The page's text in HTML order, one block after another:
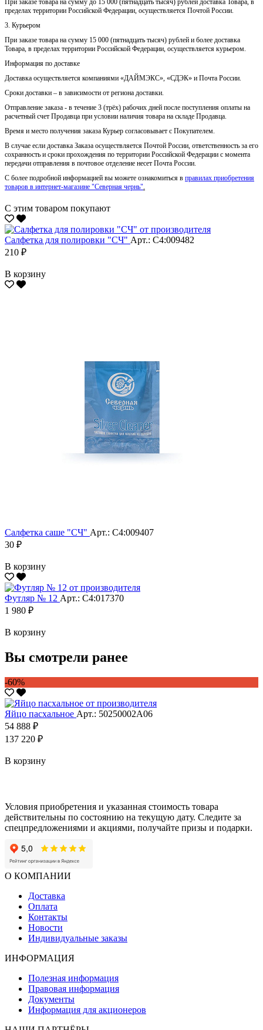
При заказе товара на сумму до 15 000 (пятнадцать тысяч) рублей доставка Товара, в
пределах территории Российской Федерации, осуществляется Почтой России.
3. Курьером
При заказе товара на сумму 15 000 (пятнадцать тысяч) рублей и более доставка
Товара, в пределах территории Российской Федерации, осуществляется курьером.
Информация по доставке
Доставка осуществляется компаниями «ДАЙМЭКС», «СДЭК» и Почта России.
Сроки доставки – в зависимости от региона доставки.
Отправление заказа - в течение 3 (трёх) рабочих дней после поступления оплаты на
расчетный счет Продавца при условии наличия товара на складе Продавца.
Время и место получения заказа Курьер согласовывает с Покупателем.
В случае если доставка Заказа осуществляется Почтой России, ответственность за его
сохранность и сроки прохождения по территории Российской Федерации с момента
передачи отправления в почтовое отделение несет Почта России.
С более подробной информацией вы можете ознакомиться в правилах приобретения
товаров в интернет-магазине "Северная чернь".
С этим товаром покупают
Салфетка для полировки "CЧ" Арт.: С4:009482
210 ₽
В корзину
Салфетка саше "CЧ" Арт.: С4:009407
30 ₽
В корзину
Футляр № 12 Арт.: С4:017370
1 980 ₽
В корзину
Вы смотрели ранее
-60%
Яйцо пасхальное Арт.: 50250002А06
54 888 ₽
137 220 ₽
В корзину
Условия приобретения и указанная стоимость товара
действительны по состоянию на текущую дату. Следите за
спецпредложениями и акциями, получайте призы и подарки.
О КОМПАНИИ
Доставка
Оплата
Контакты
Новости
Индивидуальные заказы
ИНФОРМАЦИЯ
Полезная информация
Правовая информация
Документы
Информация для акционеров